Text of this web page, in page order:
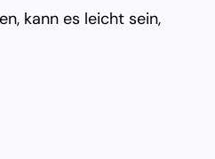
kann es leicht sein,